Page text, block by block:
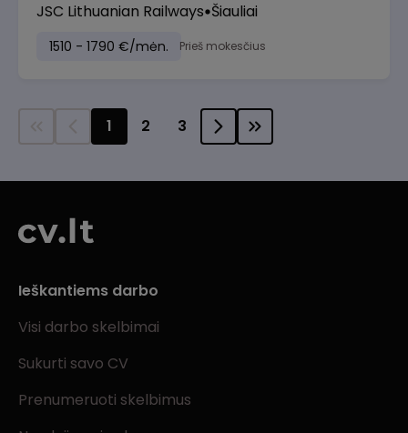
JSC Lithuanian Railways Šiauliai
1510 - 1790 €/mėn. Prieš mokesčius
1 2 3
Ieškantiems darbo
Visi darbo skelbimai
Sukurti savo CV
Prenumeruoti skelbimus